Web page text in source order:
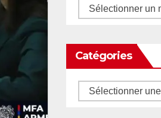
Archives
Catégories
Catégories